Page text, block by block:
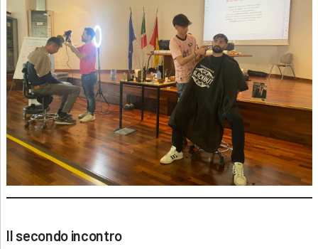
Il secondo incontro